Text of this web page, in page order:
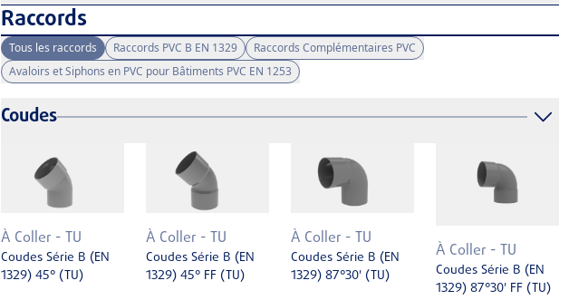
Raccords
Tous les raccords Raccords PVC B EN 1329
Raccords Complémentaires PVC
Avaloirs et Siphons en PVC pour Bâtiments PVC EN 1253
Coudes
À Coller - TU
Coudes Série B (EN
1329) 45° (TU)
À Coller - TU
Coudes Série B (EN
1329) 45° FF (TU)
À Coller - TU
Coudes Série B (EN
1329) 87°30' (TU)
À Coller - TU
Coudes Série B (EN
1329) 87°30' FF (TU)